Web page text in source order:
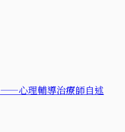
心理輔導治療師自述